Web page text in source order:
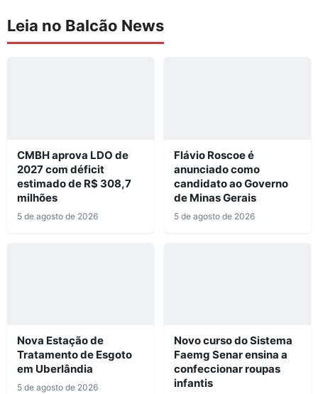
Leia no Balcão News
CMBH aprova LDO de
2027 com déficit
estimado de R$ 308,7
milhões
5 de agosto de 2026
Flávio Roscoe é
anunciado como
candidato ao Governo
de Minas Gerais
5 de agosto de 2026
Nova Estação de
Tratamento de Esgoto
em Uberlândia
5 de agosto de 2026
Novo curso do Sistema
Faemg Senar ensina a
confeccionar roupas
infantis